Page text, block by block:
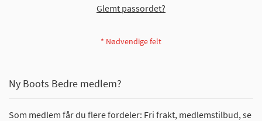
Glemt passordet?
Ny Boots Bedre medlem?
Som medlem får du flere fordeler: Fri frakt, medlemstilbud, se